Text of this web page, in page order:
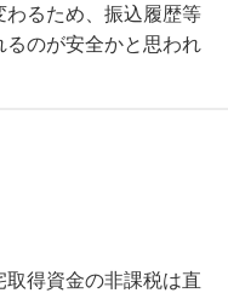
るため、振込履歴等
のが安全かと思われ
得資金の非課税は直